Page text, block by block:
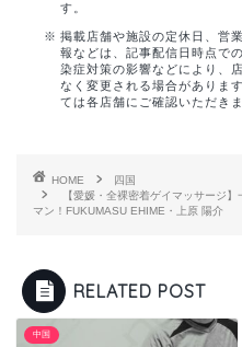
す。
掲載店舗や施設の定休日、営
報などは、記事配信日時点で
染症対策の影響などにより、
なく変更される場合がありま
ては各店舗にご確認いただき
HOME
四国
【愛媛・全裸密着ゲイマッサージ
マン！FUKUMASU EHIME・上原 陽介
RELATED POST
中国